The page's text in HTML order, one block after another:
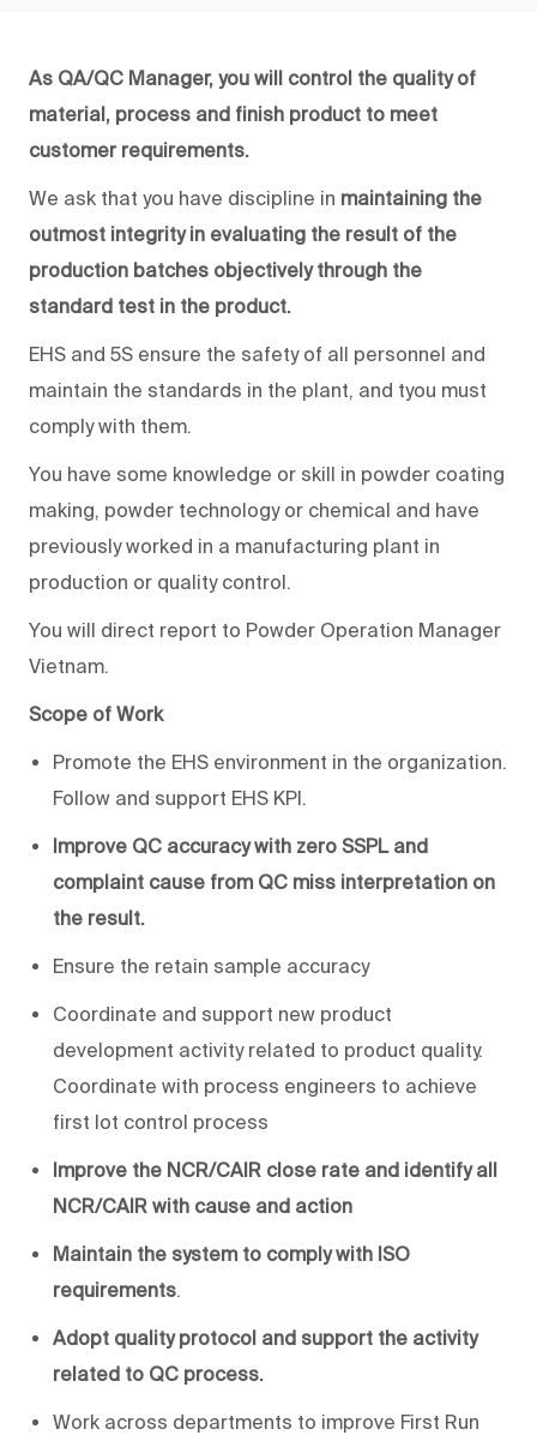
As QA/QC Manager, you will control the quality of
material, process and finish product to meet
customer requirements.
We ask that you have discipline in maintaining the
outmost integrity in evaluating the result of the
production batches objectively through the
standard test in the product.
EHS and 5S ensure the safety of all personnel and
maintain the standards in the plant, and tyou must
comply with them.
You have some knowledge or skill in powder coating
making, powder technology or chemical and have
previously worked in a manufacturing plant in
production or quality control.
You will direct report to Powder Operation Manager
Vietnam.
Scope of Work
Promote the EHS environment in the organization.
Follow and support EHS KPI.
Improve QC accuracy with zero SSPL and
complaint cause from QC miss interpretation on
the result.
Ensure the retain sample accuracy
Coordinate and support new product
development activity related to product quality.
Coordinate with process engineers to achieve
first lot control process
Improve the NCR/CAIR close rate and identify all
NCR/CAIR with cause and action
Maintain the system to comply with ISO
requirements.
Adopt quality protocol and support the activity
related to QC process.
Work across departments to improve First Run